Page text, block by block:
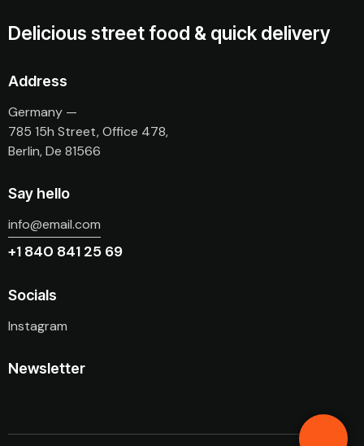
Delicious street food & quick delivery
Address
Germany —
785 15h Street, Office 478,
Berlin, De 81566
Say hello
info@email.com
+1 840 841 25 69
Socials
Instagram
Newsletter